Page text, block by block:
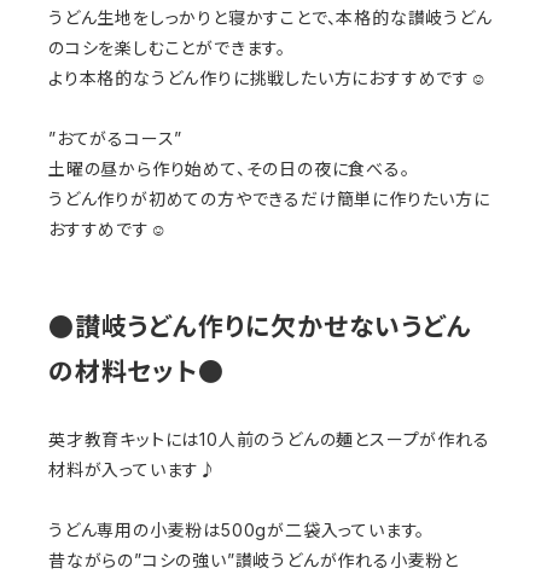
うどん生地をしっかりと寝かすことで、本格的な讃岐うどん
のコシを楽しむことができます。
より本格的なうどん作りに挑戦したい方におすすめです☺︎
”おてがるコース”
土曜の昼から作り始めて、その日の夜に食べる。
うどん作りが初めての方やできるだけ簡単に作りたい方に
おすすめです☺︎
●讃岐うどん作りに欠かせないうどん
の材料セット●
英才教育キットには10人前のうどんの麺とスープが作れる
材料が入っています♪
うどん専用の小麦粉は500gが二袋入っています。
昔ながらの”コシの強い”讃岐うどんが作れる小麦粉と